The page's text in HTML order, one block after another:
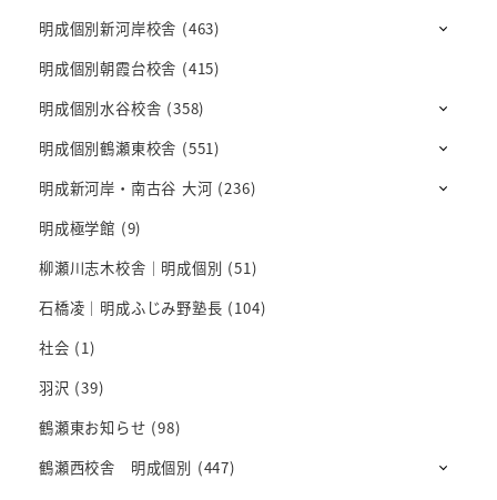
明成個別新河岸校舎 (463)
明成個別朝霞台校舎 (415)
明成個別水谷校舎 (358)
明成個別鶴瀬東校舎 (551)
明成新河岸・南古谷 大河 (236)
明成極学館 (9)
柳瀬川志木校舎｜明成個別 (51)
石橋凌｜明成ふじみ野塾長 (104)
社会 (1)
羽沢 (39)
鶴瀬東お知らせ (98)
鶴瀬西校舎 明成個別 (447)